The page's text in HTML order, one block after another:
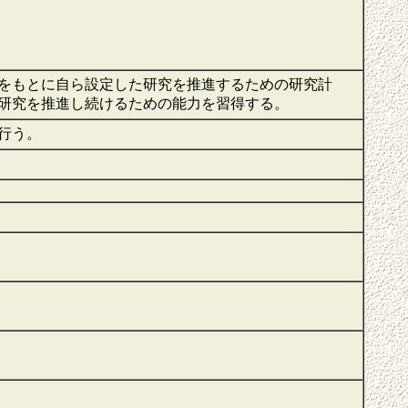
もとに自ら設定した研究を推進するための研究計
を推進し続けるための能力を習得する。
う。